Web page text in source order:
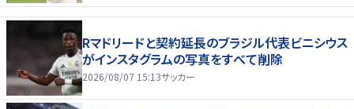
Rマドリードと契約延長のブラジル代表ビニシウス
がインスタグラムの写真をすべて削除
2026/08/07 15:13サッカー